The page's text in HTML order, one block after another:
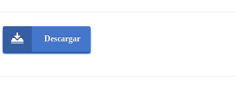
Descargar